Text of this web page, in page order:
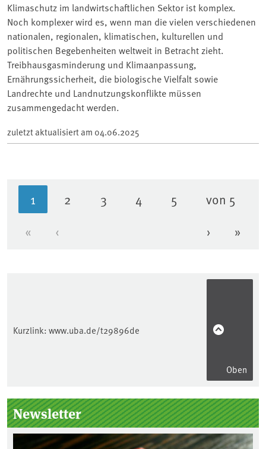
Klimaschutz im landwirtschaftlichen Sektor ist komplex.
Noch komplexer wird es, wenn man die vielen verschiedenen
nationalen, regionalen, klimatischen, kulturellen und
politischen Begebenheiten weltweit in Betracht zieht.
Treibhausgasminderung und Klimaanpassung,
Ernährungssicherheit, die biologische Vielfalt sowie
Landrechte und Landnutzungskonflikte müssen
zusammengedacht werden.
zuletzt aktualisiert am 04.06.2025
Erste Seite
« Vorherige Seite
‹
Aktuelle Seite
1 Seite
2 Seite
3 Seite
4 Seite
5 von 5
Nächste
› »
Kurzlink: www.uba.de/t29896de
Oben
Seitenleiste
Newsletter